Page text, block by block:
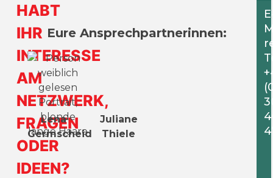
HABT
IHR
INTERESSE
AM
NETZWERK,
FRAGEN
ODER
IDEEN?
Eure Ansprechpartnerinnen:
Lena
Germscheid
Juliane
Thiele